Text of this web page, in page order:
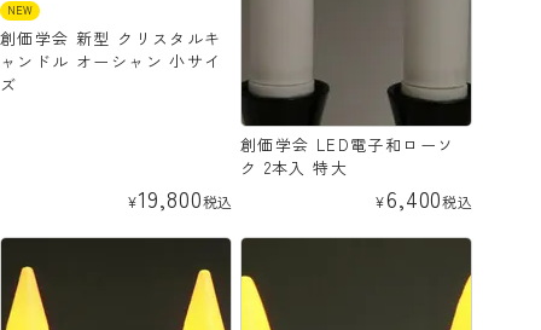
NEW
創価学会 新型 クリスタルキ
ャンドル オーシャン 小サイ
ズ
¥19,800税込
創価学会 LED電子和ローソ
ク 2本入 特大
¥6,400税込